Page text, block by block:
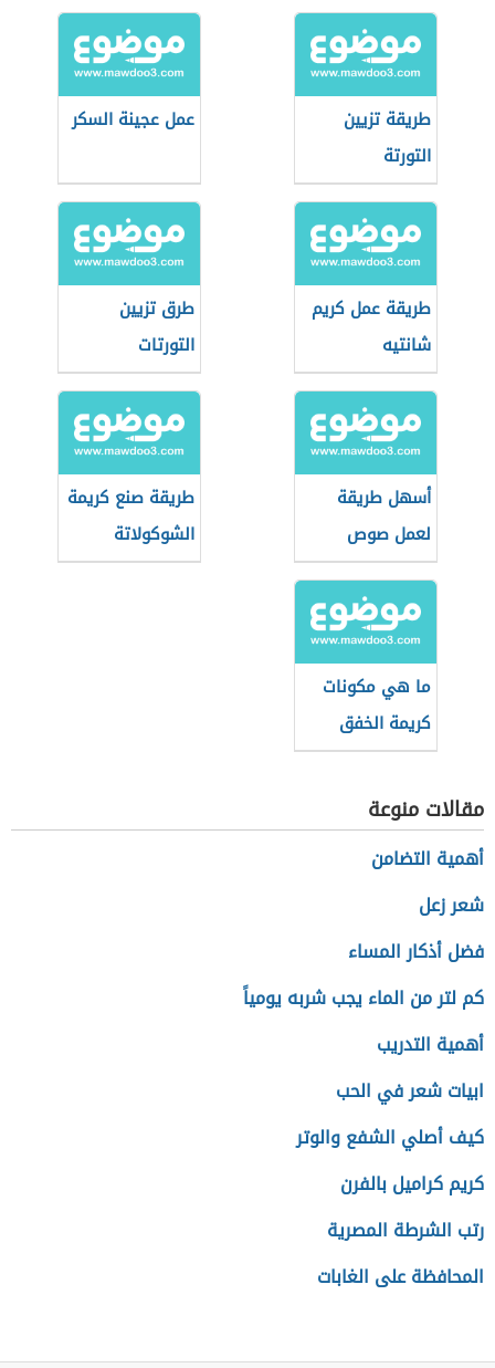
طريقة تزيين
التورتة
عمل عجينة السكر
طريقة عمل كريم
شانتيه
طرق تزيين
التورتات
أسهل طريقة
لعمل صوص
التوفي
طريقة صنع كريمة
الشوكولاتة
ما هي مكونات
كريمة الخفق
مقالات منوعة
أهمية التضامن
شعر زعل
فضل أذكار المساء
كم لتر من الماء يجب شربه يومياً
أهمية التدريب
ابيات شعر في الحب
كيف أصلي الشفع والوتر
كريم كراميل بالفرن
رتب الشرطة المصرية
المحافظة على الغابات